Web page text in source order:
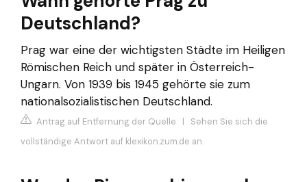
Deutschland?
Prag war eine der wichtigsten Städte im Heiligen
Römischen Reich und später in Österreich-
Ungarn. Von 1939 bis 1945 gehörte sie zum
nationalsozialistischen Deutschland.
Antrag auf Entfernung der Quelle | Sehen Sie sich die
vollständige Antwort auf klexikon.zum.de an